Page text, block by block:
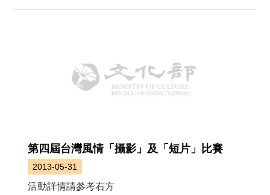
第四屆台灣風情「攝影」及「短片」比賽
2013-05-31
活動詳情請參考右方